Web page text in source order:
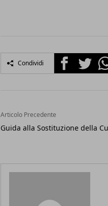
Condividi FacebookTwitter
Articolo Precedente
Guida alla Sostituzione della